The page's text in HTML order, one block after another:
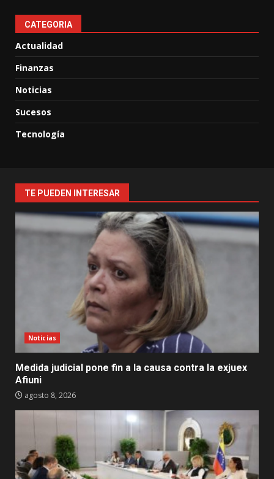
CATEGORIA
Actualidad
Finanzas
Noticias
Sucesos
Tecnología
TE PUEDEN INTERESAR
Noticias
Medida judicial pone fin a la causa contra la exjuex
Afiuni
agosto 8, 2026